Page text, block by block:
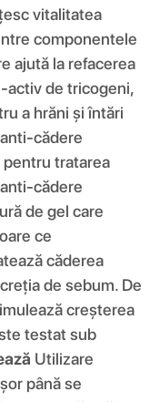
vitalitatea
componentele
ajută la refacerea
activ de tricogeni,
a hrăni și întări
cădere
pentru tratarea
cădere
de gel care
ce
căderea
de sebum. De
creșterea
testat sub
Utilizare
până se